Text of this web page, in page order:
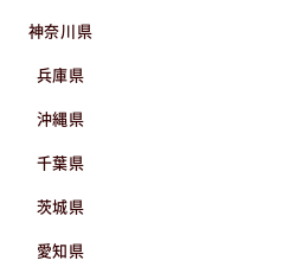
神奈川県
兵庫県
沖縄県
千葉県
茨城県
愛知県